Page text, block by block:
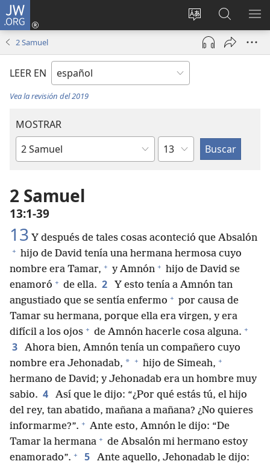
JW.ORG
Cambiar
idioma
del sitio
Iniciar
sesión
(abre
nueva
en
jw.org
2 Samuel
LEER EN
Vea la revisión del 2019
MOSTRAR
Libro
la
Biblia
Capítulo
2 Samuel
13:1-39
13 Y después de tales cosas aconteció que Absalón
+ hijo de David tenía una hermana hermosa cuyo
nombre era Tamar, + y Amnón + hijo de David se
enamoró + de ella. 2
Y esto tenía a Amnón tan
angustiado que se sentía enfermo + por causa de
Tamar su hermana, porque ella era virgen, y era
difícil a los ojos + de Amnón hacerle cosa alguna. +
3
Ahora bien, Amnón tenía un compañero cuyo
nombre era Jehonadab, * + hijo de Simeah, +
hermano de David; y Jehonadab era un hombre muy
sabio. 4
Así que le dijo: “¿Por qué estás tú, el hijo
del rey, tan abatido, mañana a mañana? ¿No quieres
informarme?”. + Ante esto, Amnón le dijo: “De
Tamar la hermana + de Absalón mi hermano estoy
enamorado”. + 5
Ante aquello, Jehonadab le dijo: